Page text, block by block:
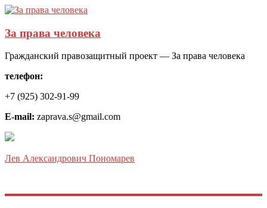
За права человека
Гражданский правозащитный проект — За права человека
телефон:
+7 (925) 302-91-99
E-mail: zaprava.s@gmail.com
Лев Александрович Пономарев